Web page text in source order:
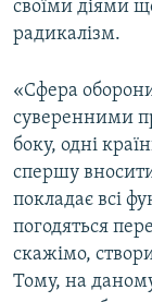
своїми діями
радикалізм.
«Сфера
суверенними
боку, одні
спершу
покладає всі
погодяться
скажімо,
Тому, на